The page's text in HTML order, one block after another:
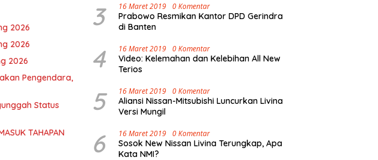
2026
2026
2026
Pengendara,
Status
TAHAPAN
3 16 Maret 2019 0 Komentar
Prabowo Resmikan Kantor DPD Gerindra
di Banten
4 16 Maret 2019 0 Komentar
Video: Kelemahan dan Kelebihan All New
Terios
5 16 Maret 2019 0 Komentar
Aliansi Nissan-Mitsubishi Luncurkan Livina
Versi Mungil
6 16 Maret 2019 0 Komentar
Sosok New Nissan Livina Terungkap, Apa
Kata NMI?